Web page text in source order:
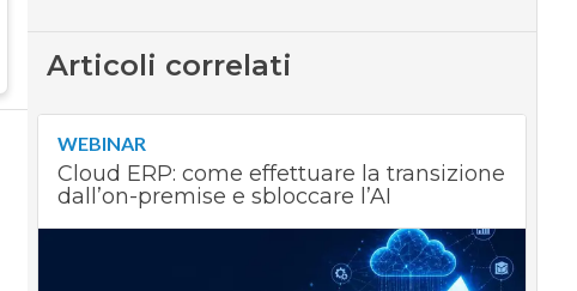
Articoli correlati
WEBINAR
Cloud ERP: come effettuare la transizione
dall’on-premise e sbloccare l’AI